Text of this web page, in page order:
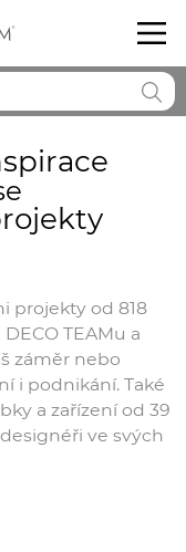
projekty od 818
TEAMu a
záměr nebo
i podnikání. Také
a zařízení od 39
ve svých